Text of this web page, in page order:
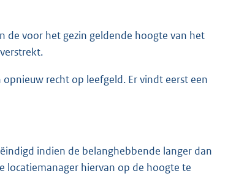
de voor het gezin geldende hoogte van het
recht op leefgeld. Er vindt eerst een
indien de belanghebbende langer dan
locatiemanager hiervan op de hoogte te